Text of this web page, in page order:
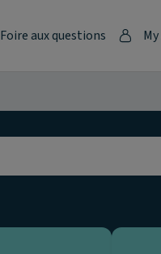
Foire aux questions